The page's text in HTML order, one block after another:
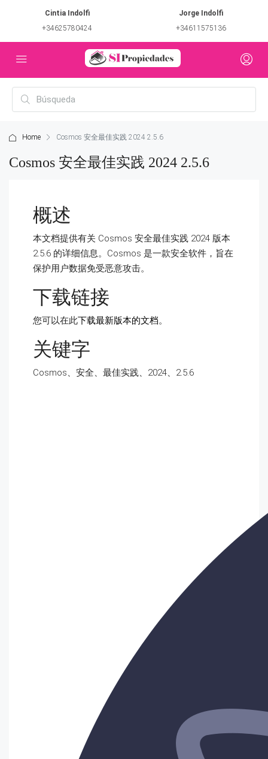
Cintia Indolfi
+34625780424
Jorge Indolfi
+34611575136
Home Cosmos 安全最佳实践 2024 2.5.6
Cosmos 安全最佳实践 2024 2.5.6
概述
本文档提供有关 Cosmos 安全最佳实践 2024 版本
2.5.6 的详细信息。Cosmos 是一款安全软件，旨在
保护用户数据免受恶意攻击。
下载链接
您可以在此下载最新版本的文档。
关键字
Cosmos、安全、最佳实践、2024、2.5.6